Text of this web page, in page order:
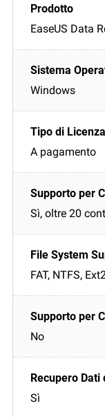
EaseUS Data
Windows
A pagamento
Sì, oltre 20
FAT, NTFS,
No
Sì